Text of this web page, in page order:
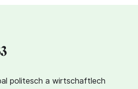
politesch a wirtschaftlech